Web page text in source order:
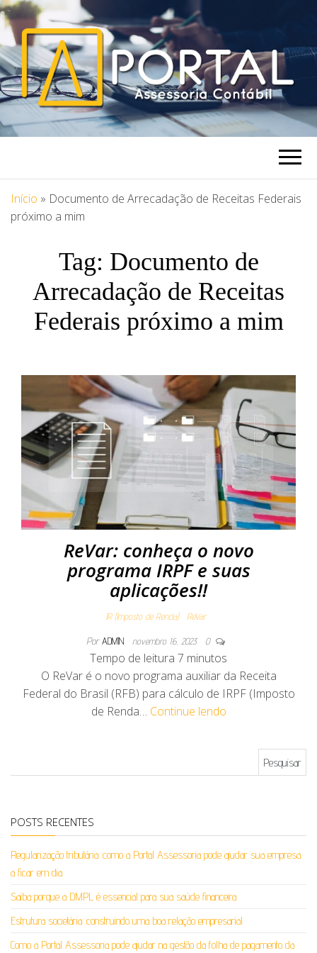
PORTAL
ASSESSORIA
Blog Portal Assessoria
Início » Documento de Arrecadação de Receitas Federais
próximo a mim
Tag: Documento de
Arrecadação de Receitas
Federais próximo a mim
ReVar: conheça o novo
programa IRPF e suas
aplicações!!
IR (Imposto de Renda) ReVar
Por ADMIN novembro 16, 2023 0
Tempo de leitura 7 minutos
O ReVar é o novo programa auxiliar da Receita
Federal do Brasil (RFB) para cálculo de IRPF (Imposto
de Renda… Continue lendo
POSTS RECENTES
Regularização tributária: como a Portal Assessoria pode ajudar sua empresa
a ficar em dia
Saiba porque a DMPL é essencial para sua saúde financeira
Estrutura societária: construindo uma boa relação empresarial
Como a Portal Assessoria pode ajudar na gestão da folha de pagamento da